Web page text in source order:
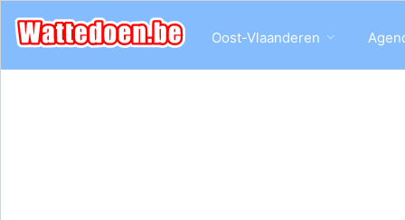
Oost-Vlaanderen